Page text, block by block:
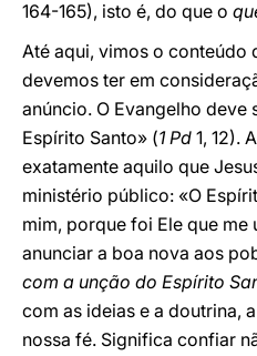
164-165), isto é, do que o
Até aqui, vimos o conteúdo
devemos ter em
anúncio. O Evangelho deve
Espírito Santo» (1 Pd 1, 12).
exatamente aquilo que
ministério público: «O
mim, porque foi Ele que me
anunciar a boa nova aos
com a unção do Espírito
com as ideias e a doutrina,
nossa fé. Significa confiar